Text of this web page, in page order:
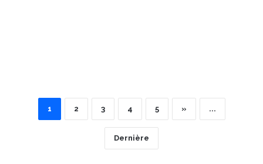
1 2 3 4 5 » ...
Dernière